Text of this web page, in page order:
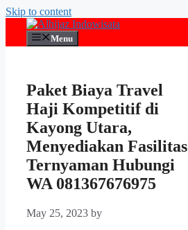
Skip to content
Menu
Paket Biaya Travel
Haji Kompetitif di
Kayong Utara,
Menyediakan Fasilitas
Ternyaman Hubungi
WA 081367676975
May 25, 2023 by